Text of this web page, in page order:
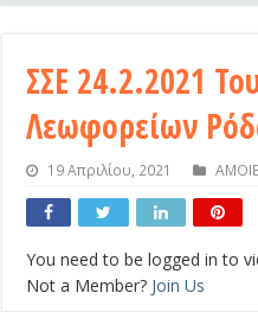
ΣΣΕ 24.2.2021
Λεωφορείων
19 Απριλίου, 2021
You need to be logged in to
Not a Member? Join Us